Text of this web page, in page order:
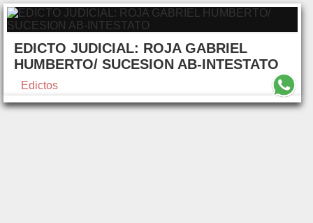
EDICTO JUDICIAL: ROJA GABRIEL
HUMBERTO/ SUCESION AB-INTESTATO
Edictos